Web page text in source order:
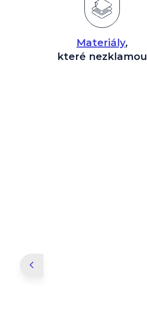
Materiály,
které nezklamou